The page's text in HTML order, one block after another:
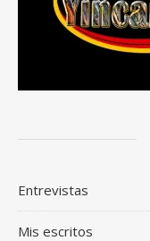
Entrevistas
Mis escritos